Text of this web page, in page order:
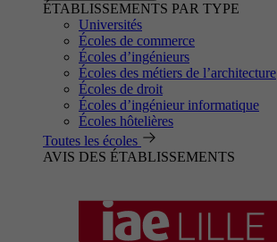
ÉTABLISSEMENTS PAR TYPE
Universités
Écoles de commerce
Écoles d’ingénieurs
Écoles des métiers de l’architecture
Écoles de droit
Écoles d’ingénieur informatique
Écoles hôtelières
Toutes les écoles
AVIS DES ÉTABLISSEMENTS